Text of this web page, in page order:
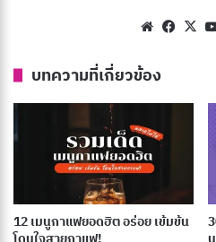
กลายเป็นเอกลักษณ์ที่ขาดไม่ไ
จนถึงวันนี้ อิตาลียังคงเป็นศูนย์ก
แม้เอสเปรสโซจะเริ่มต้นในอิ
ไปทั่วโลก พร้อมกับวิวัฒนาการ
ใหม่ๆ เช่น Third Wave Coffee
Website X
บทความที่เกี่ยวข้อง
12 เมนูกาแฟยอดฮิต อร่อย เข้มข้น
โดนใจสายกาแฟ!